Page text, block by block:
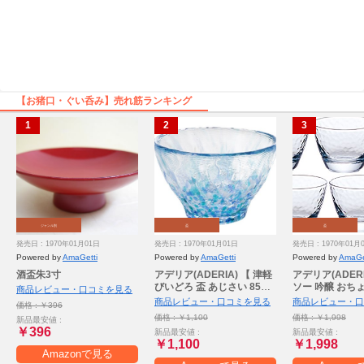
【お猪口・ぐい呑み】売れ筋ランキング
ジャンル別
発売日 : 1970年01月01日
Powered byAmaGetti
酒盃朱3寸
商品レビュー・口コミを見る
価格 : ￥396
新品最安値 :
￥396
Amazonで見る
盃
発売日 : 1970年01月01日
Powered byAmaGetti
アデリア(ADERIA) 【 津軽
びいどろ 盃 あじさい 85ml
日本製 個箱入 F49783 】 お
ちょこ ぐい呑み 日本酒 グ
ラス ガラス 冷酒 お猪口 酒
器 おしゃれ ギフト 女性 母
の日 父の日 夫婦 男性 引越
し祝い 結婚 挨拶回り プチ
商品レビュー・口コミを見る
価格 : ￥1,100
新品最安値 :
￥1,100
盃
発売日 : 1970年01月
Powered by
アデリア
ソー 吟醸 おち
個セット 日本
み 日本酒 グラ
酒 お猪口 酒器
い飲み おしゃ
レゼント 祝い
日 敬老 還暦 上
商品レビュー・
価格 : ￥1,998
新品最安値 :
￥1,998